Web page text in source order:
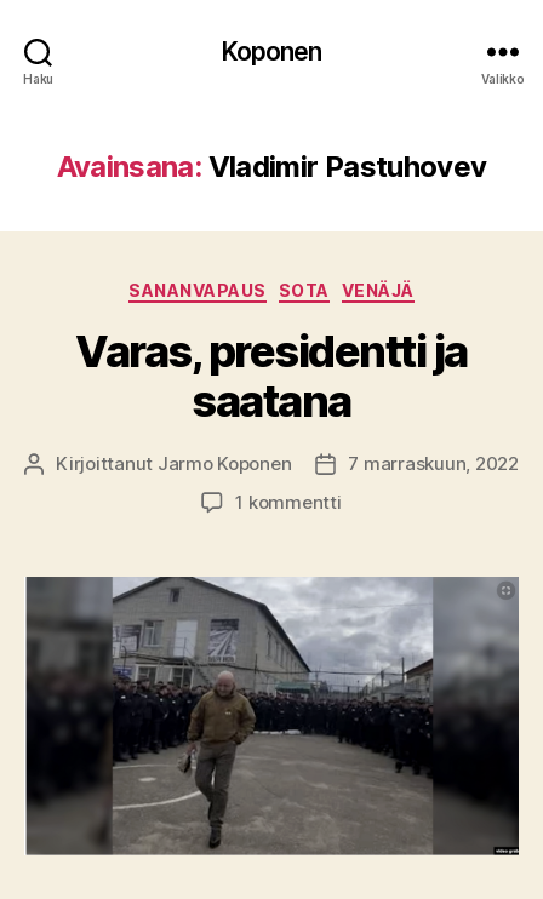
Haku
Koponen
Valikko
Avainsana: Vladimir Pastuhovev
Kategoriat
SANANVAPAUS SOTA VENÄJÄ
Varas, presidentti ja
saatana
Kirjoittaja
Kirjoittanut Jarmo Koponen Julkaisupäivämäärä
7 marraskuun, 2022
1 kommenttiartikkeliin
ja
saatana